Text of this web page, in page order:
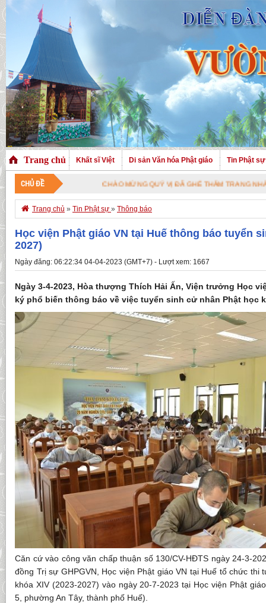
Trang chủ Khất sĩ Việt Di sản Văn hóa Phật giáo Tin Phật sự
CHỦ ĐỀ CHÀO MỪNG QUÝ VỊ ĐÃ GHÉ THĂM TRANG NHÀ. CHÚC
 Trang chủ » Tin Phật sự » Thông báo
Học viện Phật giáo VN tại Huế thông báo tuyển
2027)
Ngày đăng: 06:22:34 04-04-2023 (GMT+7) - Lượt xem: 1667
Ngày 3-4-2023, Hòa thượng Thích Hải Ấn, Viện trưởng Học
ký phổ biến thông báo về việc tuyển sinh cử nhân Phật học
Căn cứ vào công văn chấp thuận số 130/CV-HĐTS ngày 24-3-
đồng Trị sự GHPGVN, Học viện Phật giáo VN tại Huế tổ chức thi
khóa XIV (2023-2027) vào ngày 20-7-2023 tại Học viện Phật
5, phường An Tây, thành phố Huế).